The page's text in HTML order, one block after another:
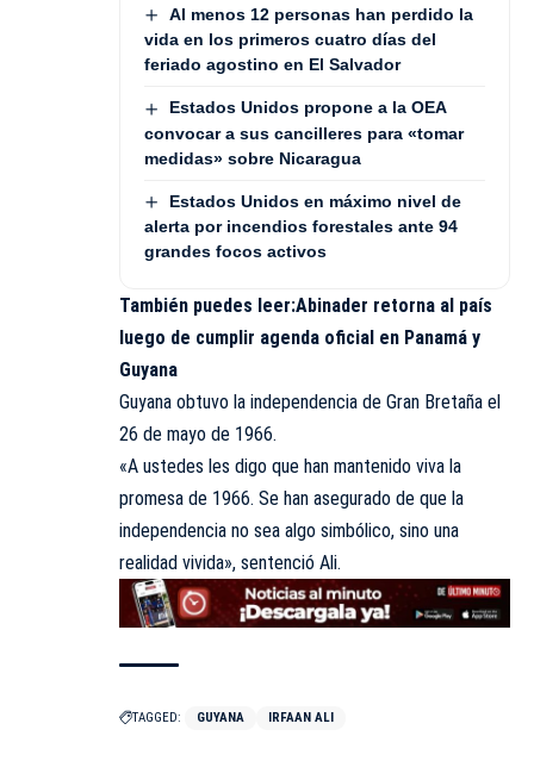
Al menos 12 personas han perdido la
vida en los primeros cuatro días del
feriado agostino en El Salvador
Estados Unidos propone a la OEA
convocar a sus cancilleres para «tomar
medidas» sobre Nicaragua
Estados Unidos en máximo nivel de
alerta por incendios forestales ante 94
grandes focos activos
También puedes leer:Abinader retorna al país
luego de cumplir agenda oficial en Panamá y
Guyana
Guyana obtuvo la independencia de Gran Bretaña el
26 de mayo de 1966.
«A ustedes les digo que han mantenido viva la
promesa de 1966. Se han asegurado de que la
independencia no sea algo simbólico, sino una
realidad vivida», sentenció Ali.
TAGGED: GUYANA IRFAAN ALI